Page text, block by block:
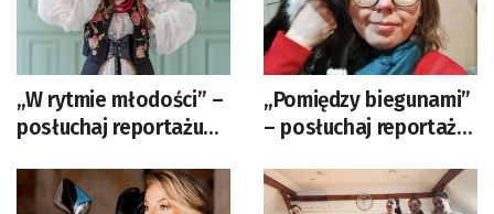
„W rytmie młodości” –
posłuchaj reportażu
„Pomiędzy biegunami”
– posłuchaj reportażu
Leszko